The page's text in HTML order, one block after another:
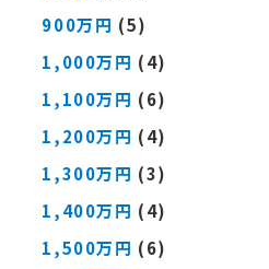
900万円 (5)
1,000万円 (4)
1,100万円 (6)
1,200万円 (4)
1,300万円 (3)
1,400万円 (4)
1,500万円 (6)